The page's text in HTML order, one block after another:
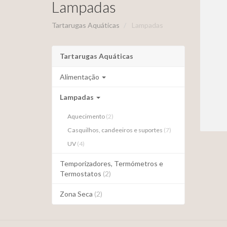
Lampadas
Tartarugas Aquáticas Lampadas
Tartarugas Aquáticas
Alimentação
Lampadas
Aquecimento (2)
Casquilhos, candeeiros e suportes (7)
UV (4)
Temporizadores, Termómetros e
Termostatos (2)
Zona Seca (2)